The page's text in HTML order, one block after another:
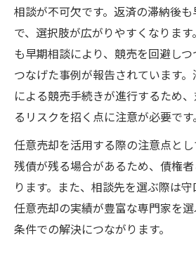
任意売却以外の住宅ロ
家族を守る任意売却活用の実
任意売却で家族の生活
住宅ローン問題が家族
任意売却を利用したプラ
家族に知られず進める
任意売却後の家族支援
ローン滞納から解決へ導く売
住宅ローン滞納時の任
任意売却による債権者と
相談が不可欠です。返済の滞納後
で、選択肢が広がりやすくなりま
も早期相談により、競売を回避し
つなげた事例が報告されています
による競売手続きが進行するため
るリスクを招く点に注意が必要です。
任意売却を活用する際の注意点と
残債が残る場合があるため、債権
ります。また、相談先を選ぶ際は
任意売却の実績が豊富な専門家を
条件での解決につながります。